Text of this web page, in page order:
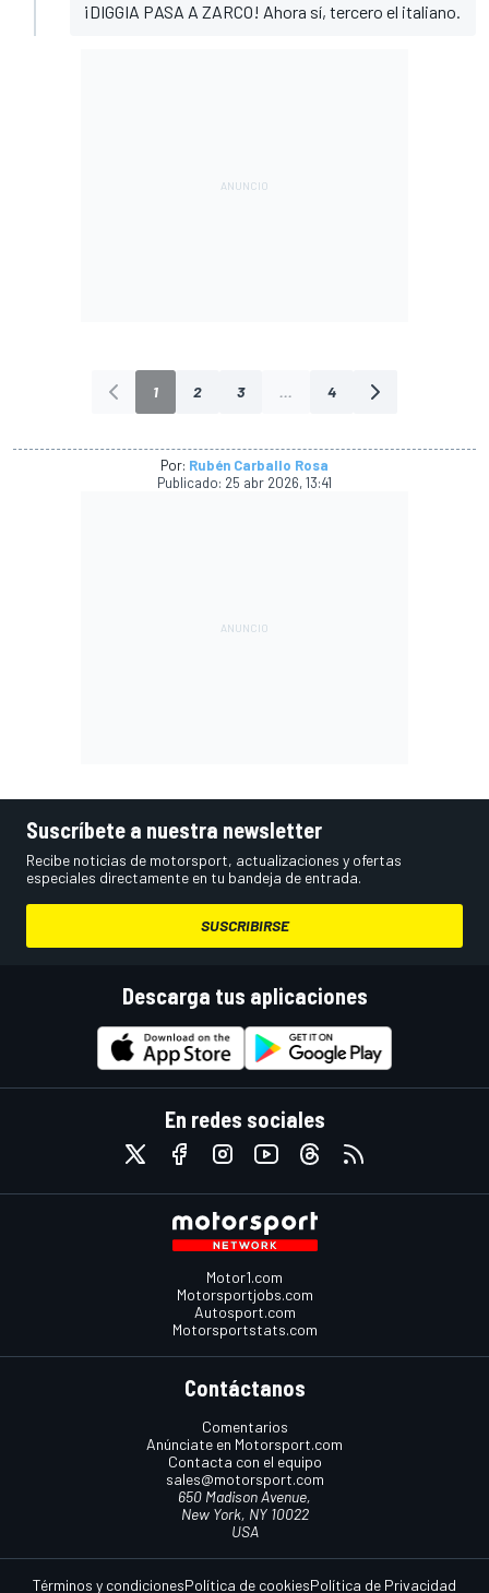
¡DIGGIA PASA A ZARCO! Ahora sí, tercero el italiano.
1 2 3 ... 4
Por: Rubén Carballo Rosa
Publicado: 25 abr 2026, 13:41
Suscríbete a nuestra newsletter
Recibe noticias de motorsport, actualizaciones y ofertas
especiales directamente en tu bandeja de entrada.
SUSCRIBIRSE
Descarga tus aplicaciones
En redes sociales
Motor1.com
Motorsportjobs.com
Autosport.com
Motorsportstats.com
Contáctanos
Comentarios
Anúnciate en Motorsport.com
Contacta con el equipo
sales@motorsport.com
650 Madison Avenue,
New York, NY 10022
USA
Términos y condicionesPolítica de cookiesPolítica de Privacidad